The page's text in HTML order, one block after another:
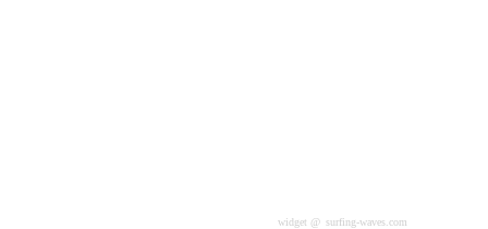
widget @ surfing-waves.com